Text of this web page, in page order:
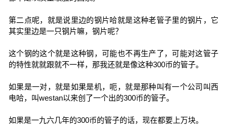
第二点呢，就是说里边的钢片哈就是这种老管子里的钢片，它
其实里边是一只钢片嘛，钢片呢？
这个钢的这个就是这种钢，可能也不再生产了，可能对这管子
的特性就就跟就不一样，那我还就是像这种300币的管子。
如果是一对，就是如果是机，呃，就是那种叫有一个公司叫西
电哈，叫westan以来创了一个出的300币的管子。
如果是一九六几年的300币的管子的话，现在都要上万块。